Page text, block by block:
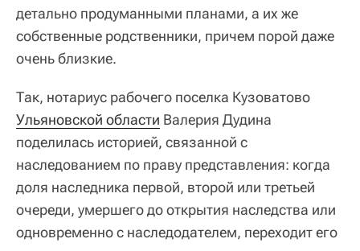
детально продуманными планами, а их же
собственные родственники, причем порой даже
очень близкие.
Так, нотариус рабочего поселка Кузоватово
Ульяновской области Валерия Дудина
поделилась историей, связанной с
наследованием по праву представления: когда
доля наследника первой, второй или третьей
очереди, умершего до открытия наследства или
одновременно с наследодателем, переходит его